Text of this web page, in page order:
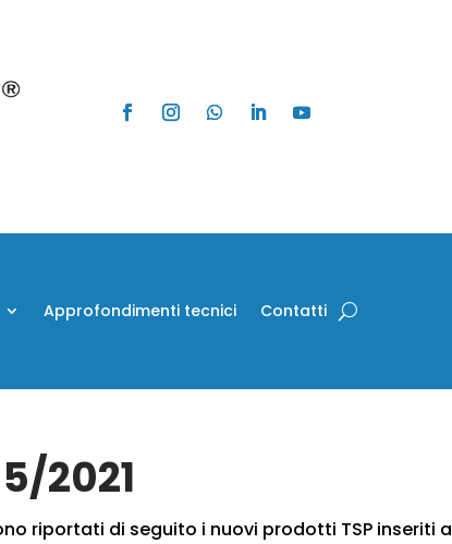
Approfondimenti tecnici Contatti
2021
riportati di seguito i nuovi prodotti TSP inseriti a